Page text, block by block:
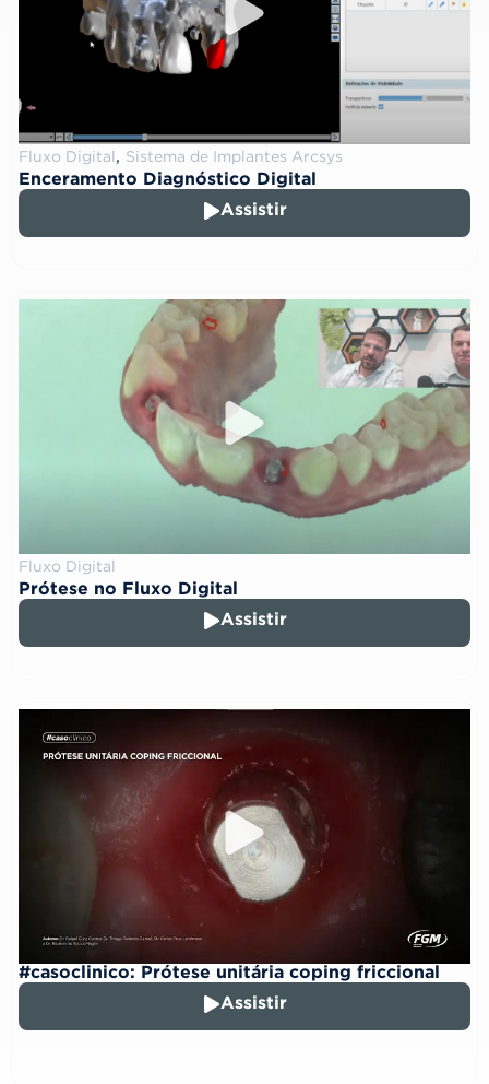
Fluxo Digital , Sistema de Implantes Arcsys
Enceramento Diagnóstico Digital
Assistir
Fluxo Digital
Prótese no Fluxo Digital
Assistir
#casoclinico: Prótese unitária coping friccional
Assistir